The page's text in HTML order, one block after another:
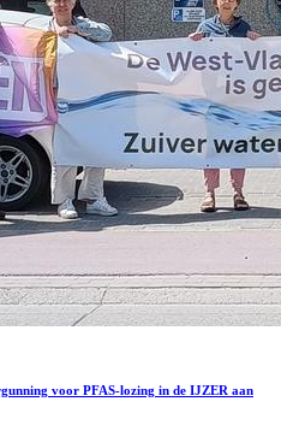
voor PFAS-lozing in de IJZER aan